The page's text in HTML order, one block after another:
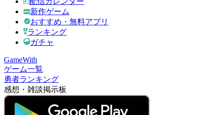
新作ゲーム
おすすめ・無料アプリ
ランキング
ガチャ
GameWith
ゲーム一覧
勇者ランキング
感想・雑談掲示板